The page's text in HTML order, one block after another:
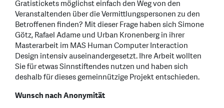
Gratistickets möglichst einfach den Weg von den
Veranstaltenden über die Vermittlungspersonen zu den
Betroffenen finden? Mit dieser Frage haben sich Simone
Götz, Rafael Adame und Urban Kronenberg in ihrer
Masterarbeit im MAS Human Computer Interaction
Design intensiv auseinandergesetzt. Ihre Arbeit wollten
Sie für etwas Sinnstiftendes nutzen und haben sich
deshalb für dieses gemeinnützige Projekt entschieden.
Wunsch nach Anonymität